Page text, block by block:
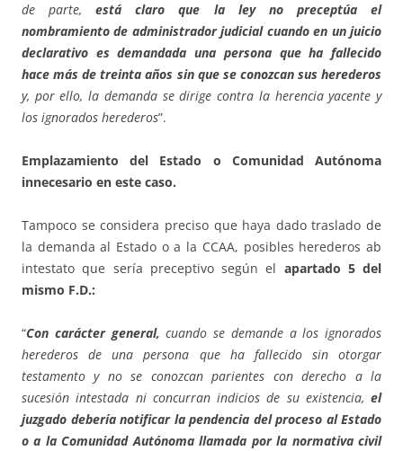
de parte,está claro que la ley no preceptúa el
nombramiento de administrador judicial cuando en un juicio
declarativo es demandada una persona que ha fallecido
hace más de treinta años sin que se conozcan sus herederos
y, por ello, la demanda se dirige contra la herencia yacente y
los ignorados herederos”.
Emplazamiento del Estado o Comunidad Autónoma
innecesario en este caso.
Tampoco se considera preciso que haya dado traslado de
la demanda al Estado o a la CCAA, posibles herederos ab
intestato que sería preceptivo según el apartado 5 del
mismo F.D.:
“Con carácter general, cuando se demande a los ignorados
herederos de una persona que ha fallecido sin otorgar
testamento y no se conozcan parientes con derecho a la
sucesión intestada ni concurran indicios de su existencia, el
juzgado debería notificar la pendencia del proceso al Estado
o a la Comunidad Autónoma llamada por la normativa civil